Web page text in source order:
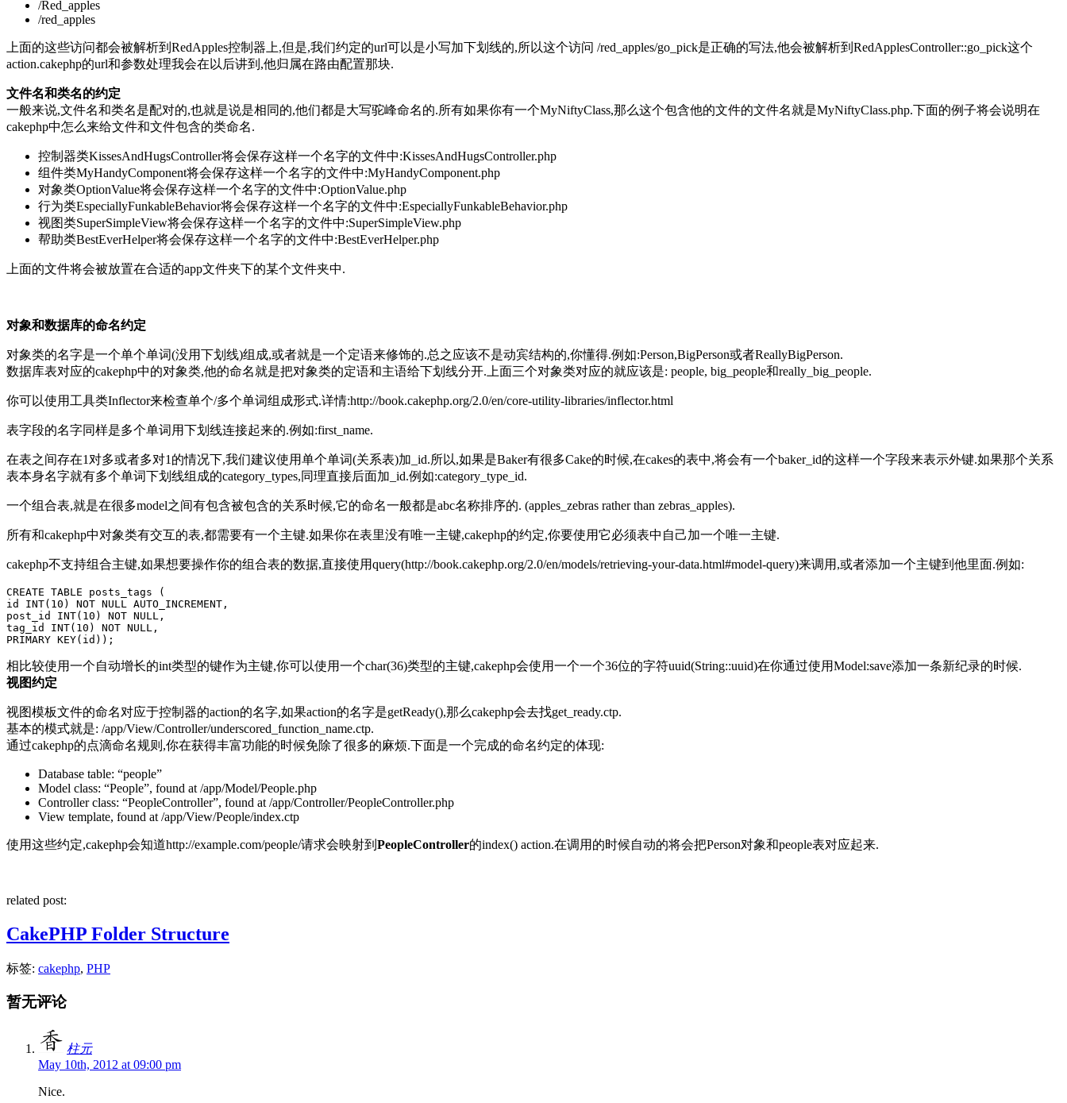
/Red_apples
/red_apples
上面的这些访问都会被解析到RedApples控制器上,但是,我们约定的url可以是小写加下划线的,所以这个访问 /red_apples/go_pick是正确的写法,他会被解析到RedApplesController::go_pick这个
action.cakephp的url和参数处理我会在以后讲到,他归属在路由配置那块.
文件名和类名的约定
一般来说,文件名和类名是配对的,也就是说是相同的,他们都是大写驼峰命名的.所有如果你有一个MyNiftyClass,那么这个包含他的文件的文件名就是MyNiftyClass.php.下面的例子将会说明在
cakephp中怎么来给文件和文件包含的类命名.
控制器类KissesAndHugsController将会保存这样一个名字的文件中:KissesAndHugsController.php
组件类MyHandyComponent将会保存这样一个名字的文件中:MyHandyComponent.php
对象类OptionValue将会保存这样一个名字的文件中:OptionValue.php
行为类EspeciallyFunkableBehavior将会保存这样一个名字的文件中:EspeciallyFunkableBehavior.php
视图类SuperSimpleView将会保存这样一个名字的文件中:SuperSimpleView.php
帮助类BestEverHelper将会保存这样一个名字的文件中:BestEverHelper.php
上面的文件将会被放置在合适的app文件夹下的某个文件夹中.
对象和数据库的命名约定
对象类的名字是一个单个单词(没用下划线)组成,或者就是一个定语来修饰的.总之应该不是动宾结构的,你懂得.例如:Person,BigPerson或者ReallyBigPerson.
数据库表对应的cakephp中的对象类,他的命名就是把对象类的定语和主语给下划线分开.上面三个对象类对应的就应该是: people, big_people和really_big_people.
你可以使用工具类Inflector来检查单个/多个单词组成形式.详情:http://book.cakephp.org/2.0/en/core-utility-libraries/inflector.html
表字段的名字同样是多个单词用下划线连接起来的.例如:first_name.
在表之间存在1对多或者多对1的情况下,我们建议使用单个单词(关系表)加_id.所以,如果是Baker有很多Cake的时候,在cakes的表中,将会有一个baker_id的这样一个字段来表示外键.如果那个关系
表本身名字就有多个单词下划线组成的category_types,同理直接后面加_id.例如:category_type_id.
一个组合表,就是在很多model之间有包含被包含的关系时候,它的命名一般都是abc名称排序的. (apples_zebras rather than zebras_apples).
所有和cakephp中对象类有交互的表,都需要有一个主键.如果你在表里没有唯一主键,cakephp的约定,你要使用它必须表中自己加一个唯一主键.
cakephp不支持组合主键,如果想要操作你的组合表的数据,直接使用query(http://book.cakephp.org/2.0/en/models/retrieving-your-data.html#model-query)来调用,或者添加一个主键到他里面.例如:
CREATE TABLE posts_tags (
id INT(10) NOT NULL AUTO_INCREMENT,
post_id INT(10) NOT NULL,
tag_id INT(10) NOT NULL,
PRIMARY KEY(id));
相比较使用一个自动增长的int类型的键作为主键,你可以使用一个char(36)类型的主键,cakephp会使用一个一个36位的字符uuid(String::uuid)在你通过使用Model:save添加一条新纪录的时候.
视图约定
视图模板文件的命名对应于控制器的action的名字,如果action的名字是getReady(),那么cakephp会去找get_ready.ctp.
基本的模式就是: /app/View/Controller/underscored_function_name.ctp.
通过cakephp的点滴命名规则,你在获得丰富功能的时候免除了很多的麻烦.下面是一个完成的命名约定的体现:
Database table: “people”
Model class: “People”, found at /app/Model/People.php
Controller class: “PeopleController”, found at /app/Controller/PeopleController.php
View template, found at /app/View/People/index.ctp
使用这些约定,cakephp会知道http://example.com/people/请求会映射到 PeopleController的index() action.在调用的时候自动的将会把Person对象和people表对应起来.
related post:
CakePHP Folder Structure
标签: cakephp, PHP
暂无评论
柱元
May 10th, 2012 at 09:00 pm
Nice.